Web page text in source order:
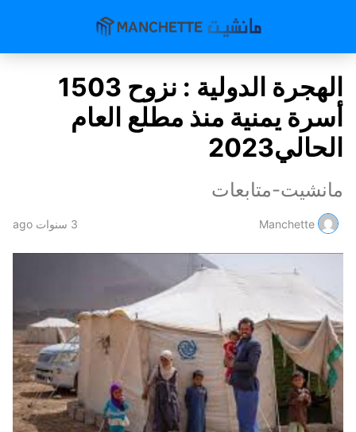
الهجرة الدولية : نزوح 1503
أسرة يمنية منذ مطلع العام
الحالي2023
مانشيت-متابعات
Manchette 3 سنوات ago